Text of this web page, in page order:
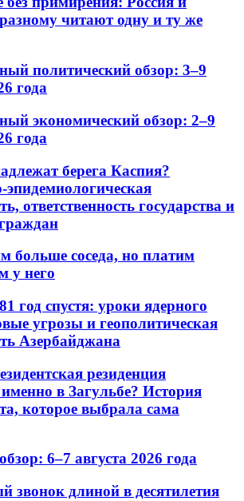
читают одну и ту же
политический обзор: 3–9
года
экономический обзор: 2–9
года
берега Каспия?
ответственность государства и
больше соседа, но платим
у него
год спустя: уроки ядерного
угрозы и геополитическая
Азербайджана
резиденция
в Загульбе? История
которое выбрала сама
6–7 августа 2026 года
звонок длиной в десятилетия